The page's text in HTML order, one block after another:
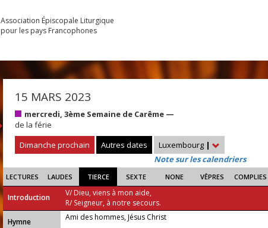
Association Épiscopale Liturgique
pour les pays Francophones
15 MARS 2023
mercredi, 3ème Semaine de Carême —
de la férie
Dimanche prochain
Autres dates Luxembourg |
Note sur les calendriers
LECTURES LAUDES TIERCE SEXTE NONE VÊPRES COMPLIES
Introduction
V/ Dieu, viens à mon aide,
R/ Seigneur, à notre secours.
...
Hymne Ami des hommes, Jésus Christ